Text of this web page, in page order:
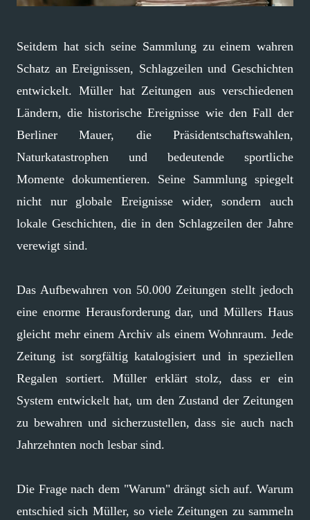
Seitdem hat sich seine Sammlung zu einem wahren
Schatz an Ereignissen, Schlagzeilen und Geschichten
entwickelt. Müller hat Zeitungen aus verschiedenen
Ländern, die historische Ereignisse wie den Fall der
Berliner Mauer, die Präsidentschaftswahlen,
Naturkatastrophen und bedeutende sportliche
Momente dokumentieren. Seine Sammlung spiegelt
nicht nur globale Ereignisse wider, sondern auch
lokale Geschichten, die in den Schlagzeilen der Jahre
verewigt sind.
Das Aufbewahren von 50.000 Zeitungen stellt jedoch
eine enorme Herausforderung dar, und Müllers Haus
gleicht mehr einem Archiv als einem Wohnraum. Jede
Zeitung ist sorgfältig katalogisiert und in speziellen
Regalen sortiert. Müller erklärt stolz, dass er ein
System entwickelt hat, um den Zustand der Zeitungen
zu bewahren und sicherzustellen, dass sie auch nach
Jahrzehnten noch lesbar sind.
Die Frage nach dem "Warum" drängt sich auf. Warum
entschied sich Müller, so viele Zeitungen zu sammeln